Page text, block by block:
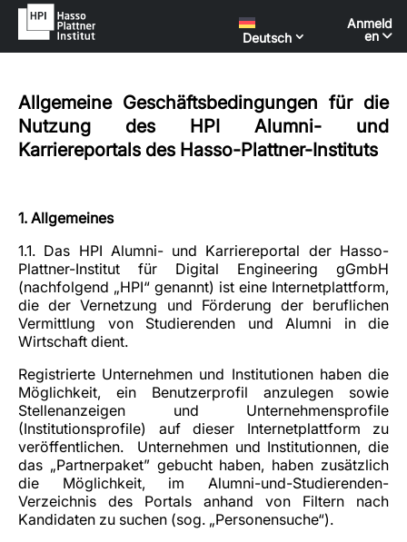
Anmeld
en
Deutsch
Allgemeine Geschäftsbedingungen für die
Nutzung des HPI Alumni- und
Karriereportals des Hasso-Plattner-Instituts
1. Allgemeines
1.1. Das HPI Alumni- und Karriereportal der Hasso-
Plattner-Institut für Digital Engineering gGmbH
(nachfolgend „HPI“ genannt) ist eine Internetplattform,
die der Vernetzung und Förderung der beruflichen
Vermittlung von Studierenden und Alumni in die
Wirtschaft dient.
Registrierte Unternehmen und Institutionen haben die
Möglichkeit, ein Benutzerprofil anzulegen sowie
Stellenanzeigen und Unternehmensprofile
(Institutionsprofile) auf dieser Internetplattform zu
veröffentlichen. Unternehmen und Institutionnen, die
das „Partnerpaket” gebucht haben, haben zusätzlich
die Möglichkeit, im Alumni-und-Studierenden-
Verzeichnis des Portals anhand von Filtern nach
Kandidaten zu suchen (sog. „Personensuche“).